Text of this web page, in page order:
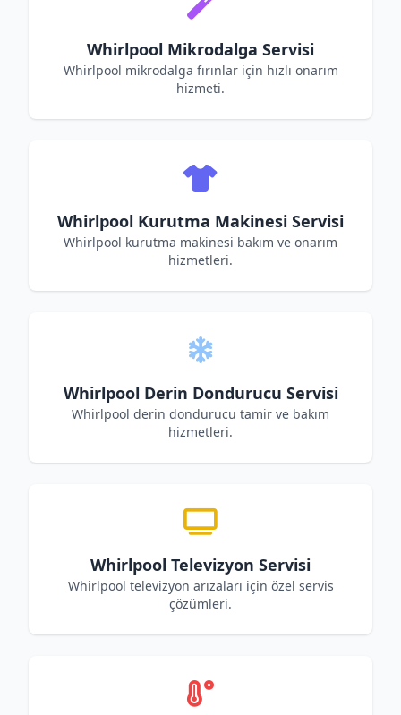
Whirlpool Mikrodalga Servisi
Whirlpool mikrodalga fırınlar için hızlı onarım
hizmeti.
Whirlpool Kurutma Makinesi Servisi
Whirlpool kurutma makinesi bakım ve onarım
hizmetleri.
Whirlpool Derin Dondurucu Servisi
Whirlpool derin dondurucu tamir ve bakım
hizmetleri.
Whirlpool Televizyon Servisi
Whirlpool televizyon arızaları için özel servis
çözümleri.